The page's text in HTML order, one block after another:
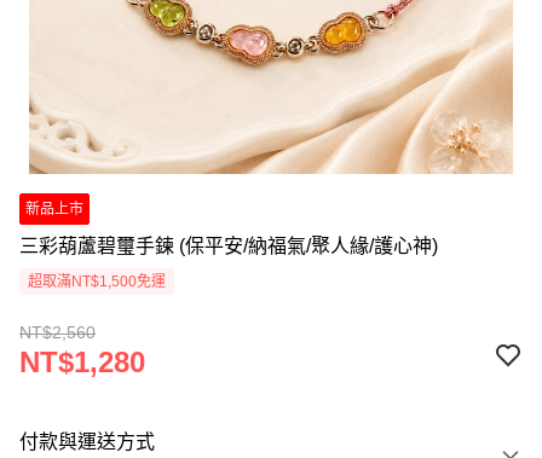
新品上市
三彩葫蘆碧璽手鍊 (保平安/納福氣/聚人緣/護心神)
超取滿NT$1,500免運
NT$2,560
NT$1,280
付款與運送方式